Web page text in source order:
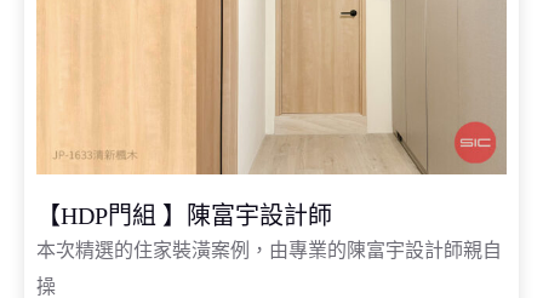
【HDP門組 】陳富宇設計師
本次精選的住家裝潢案例，由專業的陳富宇設計師親自
操